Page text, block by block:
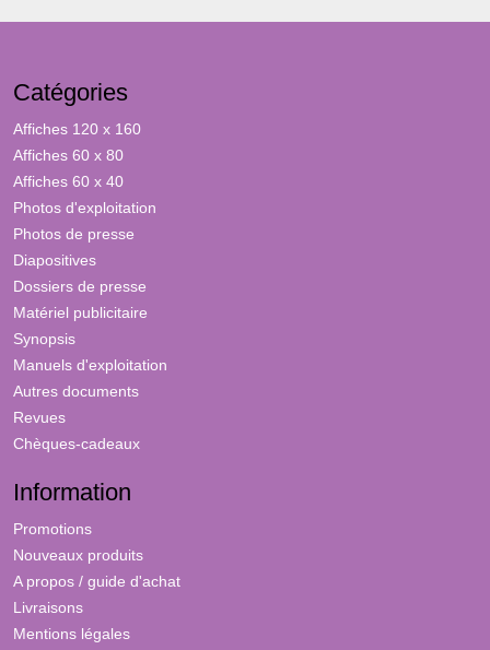
Catégories
Affiches 120 x 160
Affiches 60 x 80
Affiches 60 x 40
Photos d'exploitation
Photos de presse
Diapositives
Dossiers de presse
Matériel publicitaire
Synopsis
Manuels d'exploitation
Autres documents
Revues
Chèques-cadeaux
Information
Promotions
Nouveaux produits
A propos / guide d'achat
Livraisons
Mentions légales